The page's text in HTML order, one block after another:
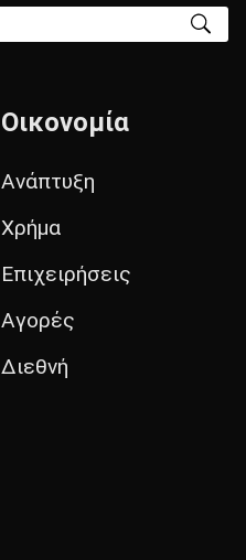
Οικονομία
Ανάπτυξη
Χρήμα
Επιχειρήσεις
Αγορές
Διεθνή